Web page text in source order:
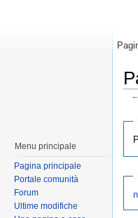
←
Menu principale
Pagina principale
Portale comunità
Forum
Ultime modifiche